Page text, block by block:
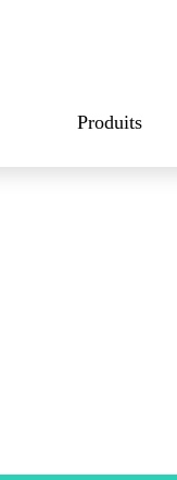
Produits